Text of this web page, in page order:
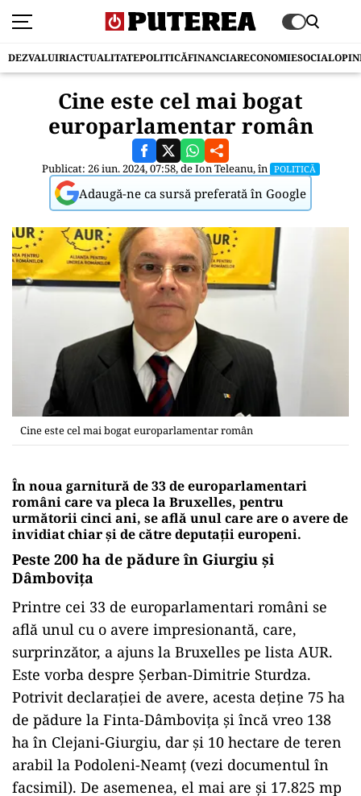
DEZVALUIRIACTUALITATEPOLITICĂFINANCIARECONOMIESOCIAL
Cine este cel mai bogat
europarlamentar român
Publicat: 26 iun. 2024, 07:58, deIon Teleanu, în POLITICĂ
Adaugă-ne ca sursă preferată în Google
Cine este cel mai bogat europarlamentar român
În noua garnitură de 33 de europarlamentari
români care va pleca la Bruxelles, pentru
următorii cinci ani, se află unul care are o avere de
invidiat chiar și de către deputații europeni.
Peste 200 ha de pădure în Giurgiu și
Dâmbovița
Printre cei 33 de europarlamentari români se
află unul cu o avere impresionantă, care,
surprinzător, a ajuns la Bruxelles pe lista AUR.
Este vorba despre Șerban-Dimitrie Sturdza.
Potrivit declarației de avere, acesta deține 75 ha
de pădure la Finta-Dâmbovița și încă vreo 138
ha în Clejani-Giurgiu, dar și 10 hectare de teren
arabil la Podoleni-Neamț (vezi documentul în
facsimil). De asemenea, el mai are și 17.825 mp